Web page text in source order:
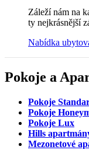
Záleží nám na
ty nejkrásnější
Nabídka
Pokoje a
Pokoje
Pokoje
Pokoje Lux
Hills
Mezonetové